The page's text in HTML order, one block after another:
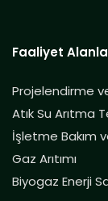
Faaliyet
Projelendirme
Atık Su Arıtma
İşletme Bakım
Gaz Arıtımı
Biyogaz Enerji